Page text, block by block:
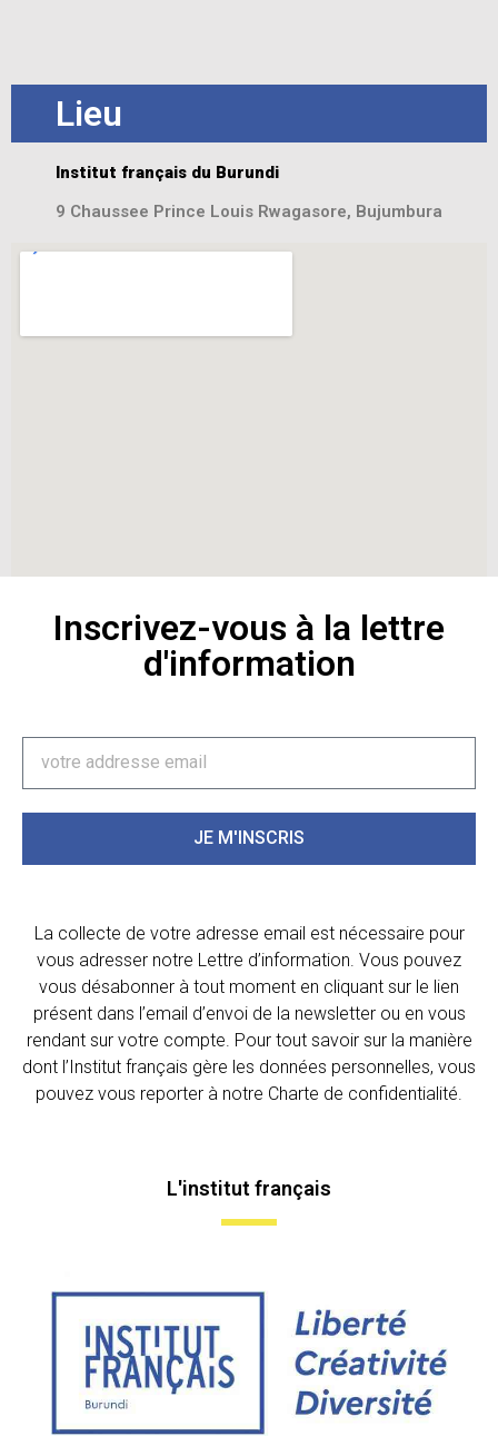
Lieu
Institut français du Burundi
9 Chaussee Prince Louis Rwagasore, Bujumbura
Inscrivez-vous à la lettre
d'information
JE M'INSCRIS
La collecte de votre adresse email est nécessaire pour
vous adresser notre Lettre d’information. Vous pouvez
vous désabonner à tout moment en cliquant sur le lien
présent dans l’email d’envoi de la newsletter ou en vous
rendant sur votre compte. Pour tout savoir sur la manière
dont l’Institut français gère les données personnelles, vous
pouvez vous reporter à notre Charte de confidentialité.
L'institut français